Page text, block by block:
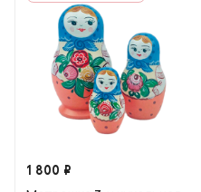
1 800 ₽